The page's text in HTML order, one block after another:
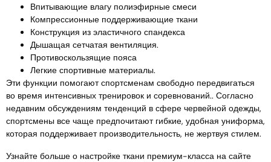
Впитывающие влагу полиэфирные смеси
Компрессионные поддерживающие ткани
Конструкция из эластичного спандекса
Дышащая сетчатая вентиляция.
Противоскользящие пояса
Легкие спортивные материалы.
Эти функции помогают спортсменам свободно передвигаться
во время интенсивных тренировок и соревнований.. Согласно
недавним обсуждениям тенденций в сфере червейной одежды,
спортсмены все чаще предпочитают гибкие, удобная униформа,
которая поддерживает производительность, не жертвуя стилем.
Узнайте больше о настройке ткани премиум-класса на сайте